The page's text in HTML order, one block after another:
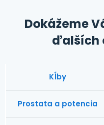
Dokážeme
ďalších
Kĺby
Prostata a potencia